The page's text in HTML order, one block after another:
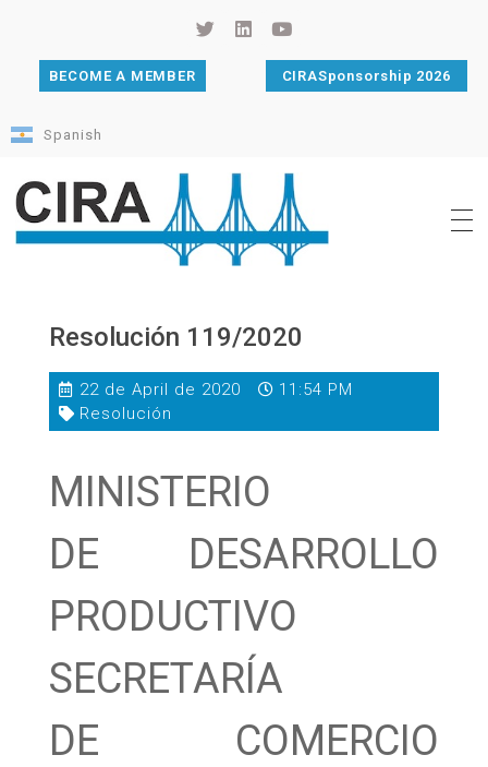
BECOME A MEMBER CIRASponsorship 2026
Spanish
Resolución 119/2020
22 de April de 2020
11:54 PM
Resolución
MINISTERIO
DE DESARROLLO
PRODUCTIVO
SECRETARÍA
DE COMERCIO